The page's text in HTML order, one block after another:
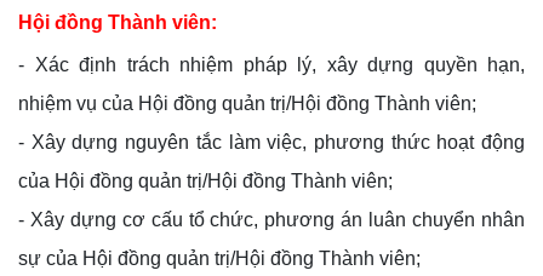
Hội đồng Thành viên:
- Xác định trách nhiệm pháp lý, xây dựng quyền hạn,
nhiệm vụ của Hội đồng quản trị/Hội đồng Thành viên;
- Xây dựng nguyên tắc làm việc, phương thức hoạt động
của Hội đồng quản trị/Hội đồng Thành viên;
- Xây dựng cơ cấu tổ chức, phương án luân chuyển nhân
sự của Hội đồng quản trị/Hội đồng Thành viên;